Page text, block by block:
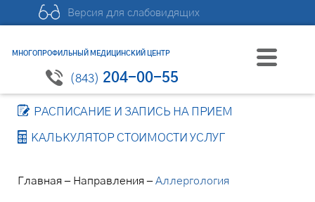
Версия для слабовидящих
МНОГОПРОФИЛЬНЫЙ МЕДИЦИНСКИЙ ЦЕНТР
(843) 204-00-55
РАСПИСАНИЕ И ЗАПИСЬ НА ПРИЕМ
КАЛЬКУЛЯТОР СТОИМОСТИ УСЛУГ
Главная – Направления –Аллергология